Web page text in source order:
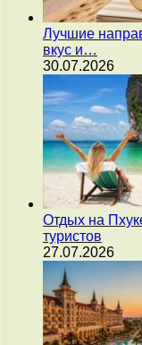
Лучшие
вкус и…
30.07.2026
Отдых на
туристов
27.07.2026